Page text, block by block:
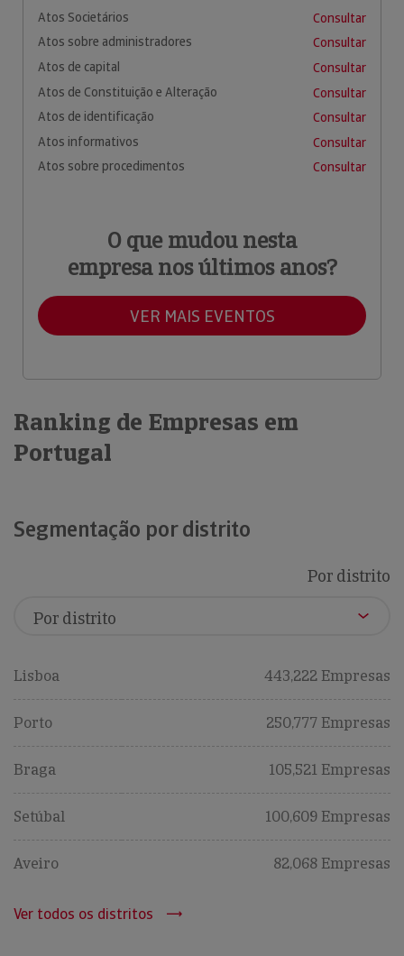
Atos Societários
Consultar
Atos sobre administradores
Consultar
Atos de capital
Consultar
Atos de Constituição e Alteração
Consultar
Atos de identificação
Consultar
Atos informativos
Consultar
Atos sobre procedimentos
Consultar
O que mudou nesta
empresa nos últimos anos?
VER MAIS EVENTOS
Ranking de Empresas em
Portugal
Segmentação por distrito
Por distrito
Lisboa 443,222 Empresas
Porto 250,777 Empresas
Braga 105,521 Empresas
Setúbal 100,609 Empresas
Aveiro 82,068 Empresas
Ver todos os distritos